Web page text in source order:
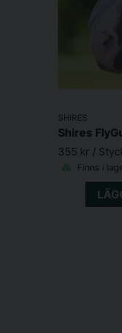
SHIRES
355 kr /
Finns i